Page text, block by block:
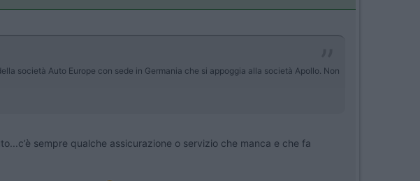
società Auto Europe con sede in Germania che si appoggia alla società Apollo. Non
sempre qualche assicurazione o servizio che manca e che fa